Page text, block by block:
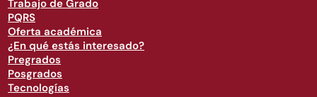
Trabajo de Grado
PQRS
Oferta académica
¿En qué estás interesado?
Pregrados
Posgrados
Tecnologías